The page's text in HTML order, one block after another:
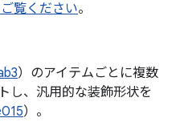
覧ください。
）のアイテムごとに複数
し、汎用的な装飾形状を
）。